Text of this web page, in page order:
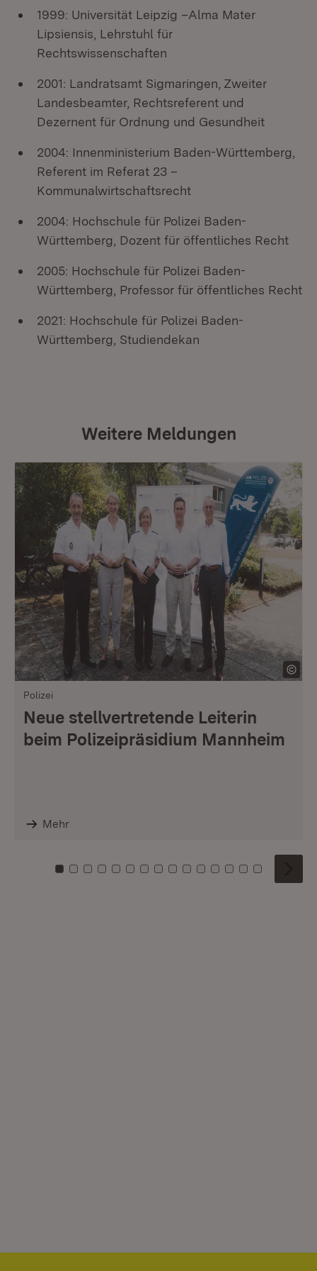
1999: Universität Leipzig –Alma Mater
Lipsiensis, Lehrstuhl für
Rechtswissenschaften
2001: Landratsamt Sigmaringen, Zweiter
Landesbeamter, Rechtsreferent und
Dezernent für Ordnung und Gesundheit
2004: Innenministerium Baden-Württemberg,
Referent im Referat 23 –
Kommunalwirtschaftsrecht
2004: Hochschule für Polizei Baden-
Württemberg, Dozent für öffentliches Recht
2005: Hochschule für Polizei Baden-
Württemberg, Professor für öffentliches Recht
2021: Hochschule für Polizei Baden-
Württemberg, Studiendekan
Weitere Meldungen
Polizei
Neue stellvertretende Leiterin
beim Polizeipräsidium Mannheim
Mehr
Zu Kachel: 0
Zu Kachel: 1
Zu Kachel: 2
Zu Kachel: 3
Zu Kachel: 4
Zu Kachel: 5
Zu Kachel: 6
Zu Kachel: 7
Zu Kachel: 8
Zu Kachel: 9
Zu Kachel: 10
Zu Kachel: 11
Zu Kachel: 12
Zu Kachel:
Zu